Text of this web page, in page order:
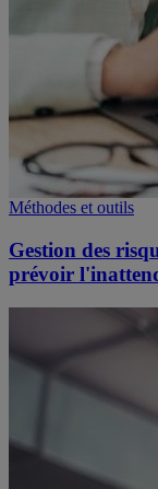
Méthodes et outils
Gestion des
prévoir